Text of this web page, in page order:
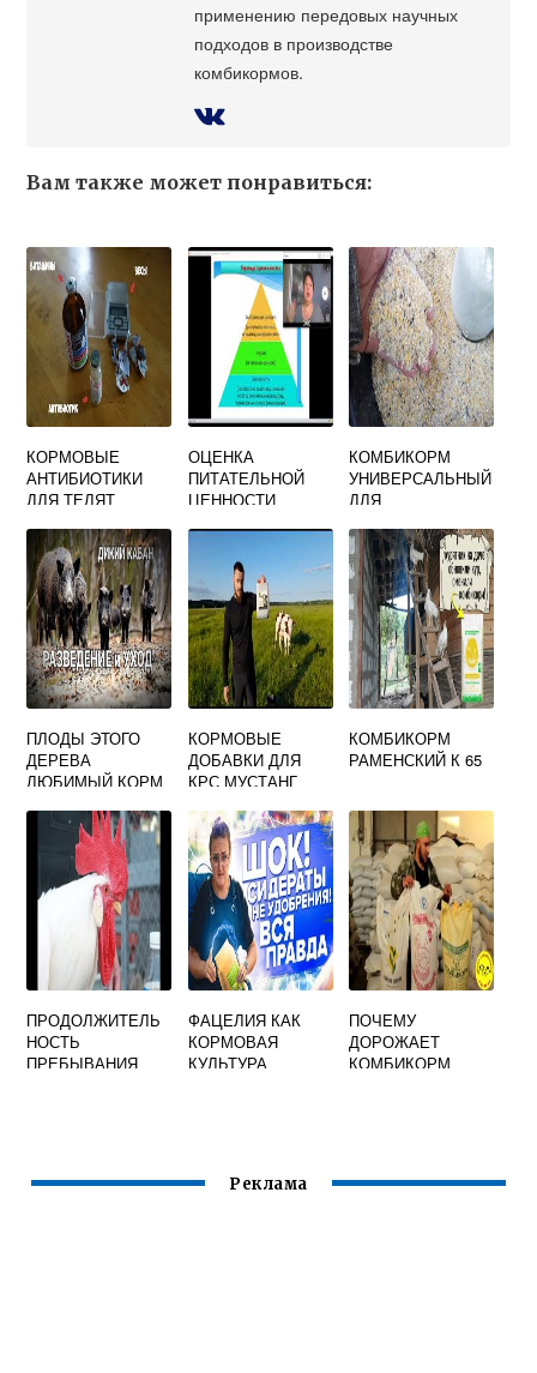
применению передовых научных
подходов в производстве
комбикормов.
Вам также может понравиться:
КОРМОВЫЕ
АНТИБИОТИКИ
ДЛЯ ТЕЛЯТ
ОЦЕНКА
ПИТАТЕЛЬНОЙ
ЦЕННОСТИ
КОМБИКОРМ
УНИВЕРСАЛЬНЫЙ
ДЛЯ
ТВЕННЫХ
ЖИВОТНЫХ И
ПТИЦ (КУРСК Г.
ЩИГРЫ)
ПЛОДЫ ЭТОГО
ДЕРЕВА
ЛЮБИМЫЙ КОРМ
КАБАНОВ
КОРМОВЫЕ
ДОБАВКИ ДЛЯ
КРС МУСТАНГ
КОМБИКОРМ
РАМЕНСКИЙ К 65
ПРОДОЛЖИТЕЛЬ
НОСТЬ
ПРЕБЫВАНИЯ
ФАЦЕЛИЯ КАК
КОРМОВАЯ
КУЛЬТУРА
ПОЧЕМУ
ДОРОЖАЕТ
КОМБИКОРМ
Реклама